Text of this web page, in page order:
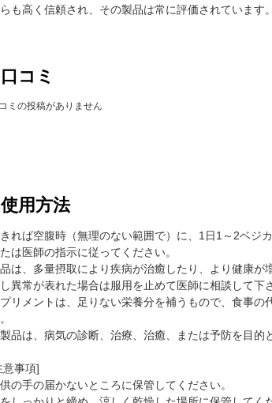
も高く信頼され、その製品は常に評価されています。
口コミ
ミの投稿がありません
使用方法
れば空腹時（無理のない範囲で）に、1日1～2ベジ
は医師の指示に従ってください。
は、多量摂取により疾病が治癒したり、より健康が
異常が表れた場合は服用を止めて医師に相談して下
リメントは、足りない栄養分を補うもので、食事
品は、病気の診断、治療、治癒、または予防を目的
意事項]
の手の届かないところに保管してください。